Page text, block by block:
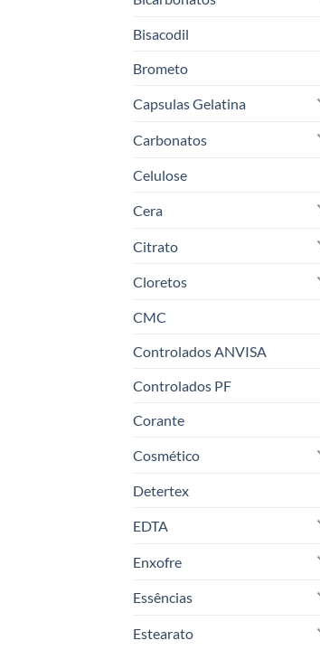
Bisacodil
Brometo
Capsulas Gelatina
Carbonatos
Celulose
Cera
Citrato
Cloretos
CMC
Controlados ANVISA
Controlados PF
Corante
Cosmético
Detertex
EDTA
Enxofre
Essências
Estearato